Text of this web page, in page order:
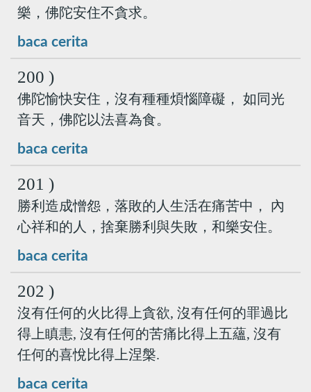
樂，佛陀安住不貪求。
baca cerita
200 )
佛陀愉快安住，沒有種種煩惱障礙， 如同光
音天，佛陀以法喜為食。
baca cerita
201 )
勝利造成憎怨，落敗的人生活在痛苦中， 內
心祥和的人，捨棄勝利與失敗，和樂安住。
baca cerita
202 )
沒有任何的火比得上貪欲, 沒有任何的罪過比
得上瞋恚, 沒有任何的苦痛比得上五蘊, 沒有
任何的喜悅比得上涅槃.
baca cerita